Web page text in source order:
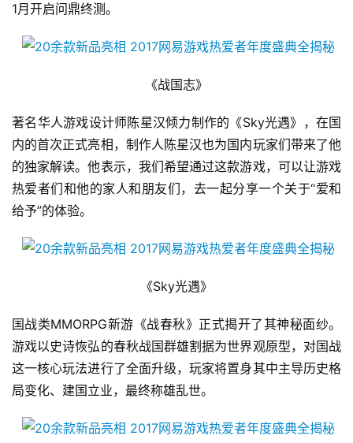
1月开启问鼎终测。
《战国志》
著名华人游戏设计师陈星汉倾力制作的《Sky光遇》，在国
内的首次正式亮相，制作人陈星汉也为国内玩家们带来了他
的独家解读。他表示，我们希望通过这款游戏，可以让游戏
热爱者们和他的家人和朋友们，去一起分享一个关于“爱和
给予”的体验。
《Sky光遇》
国战类MMORPG新游《战春秋》正式揭开了其神秘面纱。
游戏以史诗恢弘的春秋战国群雄割据为世界观原型，对国战
这一核心玩法进行了全面升级，玩家将置身其中主导历史格
局变化、建国立业，最终称雄乱世。